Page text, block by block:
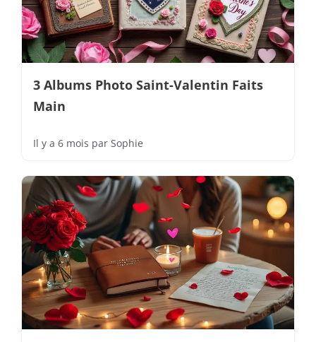
3 Albums Photo Saint-Valentin Faits
Main
Il y a 6 mois par Sophie